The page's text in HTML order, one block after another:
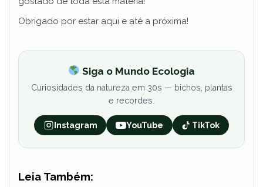
Obrigado por estar aqui e até a próxima!
Siga o Mundo Ecologia
Curiosidades da natureza em 30s — bichos, plantas
e recordes.
Instagram YouTube TikTok
Leia Também: